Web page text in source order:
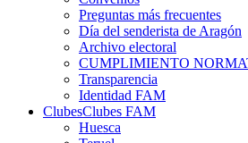
Preguntas más frecuentes
Día del senderista de Aragón
Archivo electoral
CUMPLIMIENTO
Transparencia
Identidad FAM
ClubesClubes FAM
Huesca